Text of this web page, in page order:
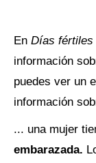
En Días fértiles
información
puedes ver un
información
... una mujer
embarazada.